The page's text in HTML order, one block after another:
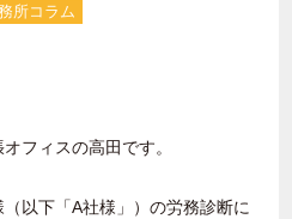
所コラム
フィスの高田です。
以下「A社様」）の労務診断に